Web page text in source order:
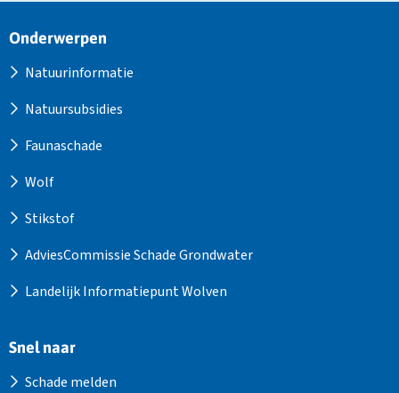
Site
Onderwerpen
Natuurinformatie
Natuursubsidies
Faunaschade
Wolf
Stikstof
AdviesCommissie Schade Grondwater
Landelijk Informatiepunt Wolven
Snel naar
Schade melden